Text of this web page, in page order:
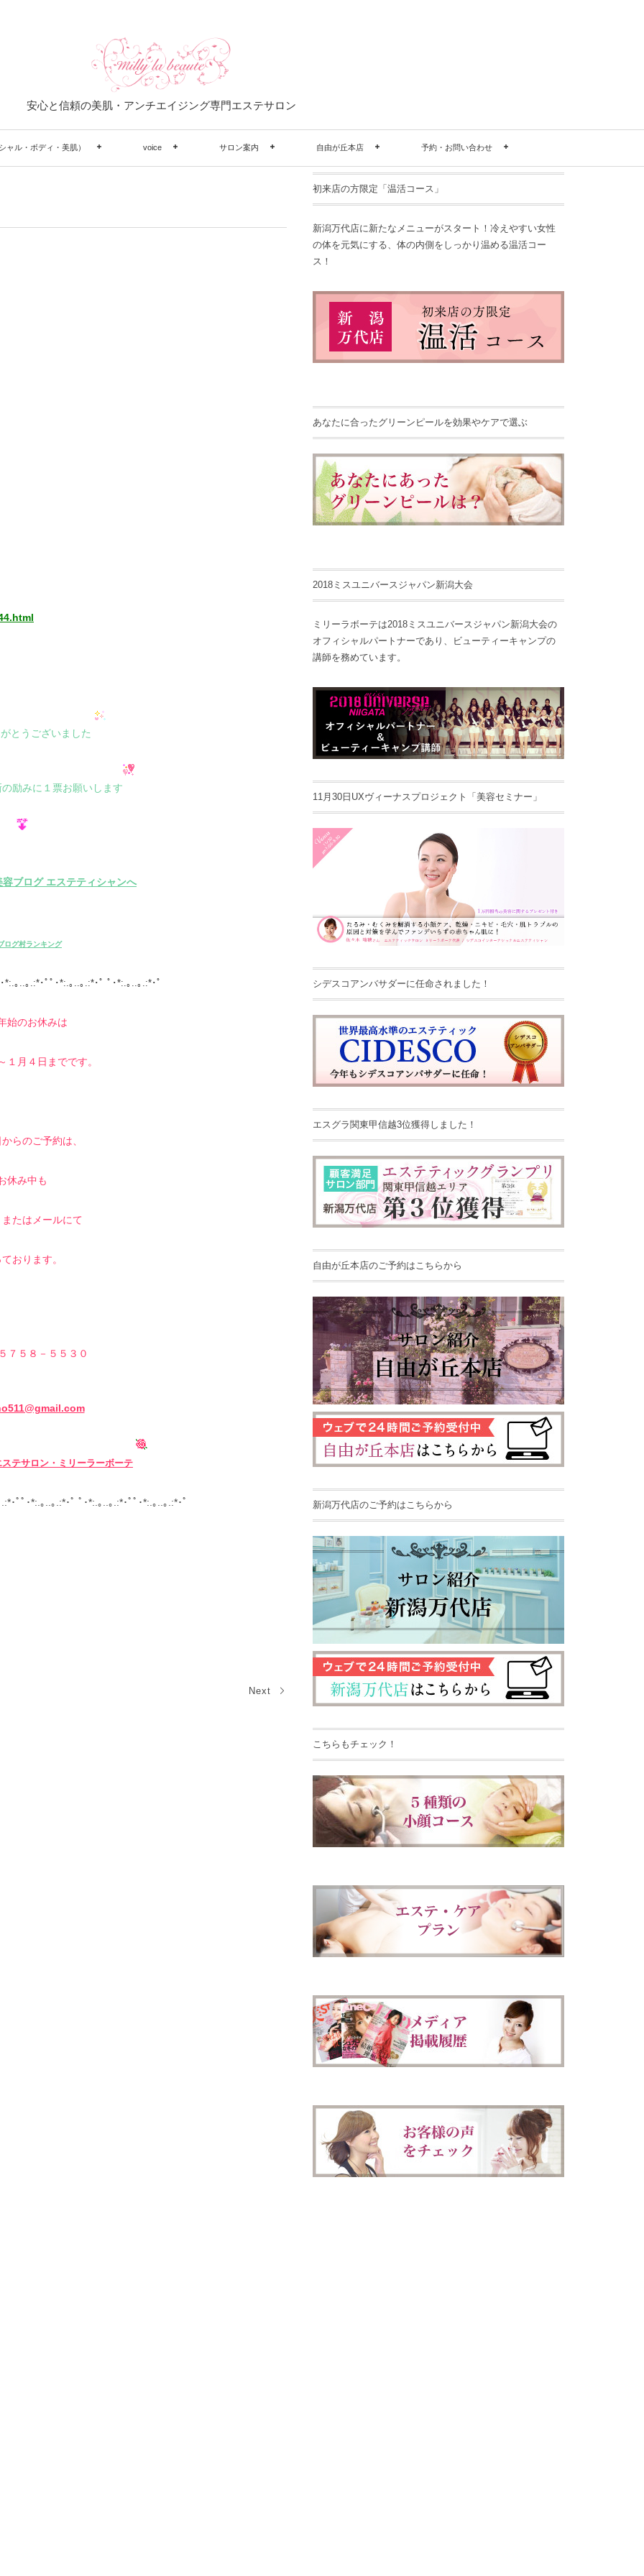
安心と信頼の美肌・アンチエイジング専門エステサロン
ャル・ボディ・美肌） voice サロン案内 自由が丘本店 予約・お問い合わせ
とうございました
励みに１票お願いします
ログ村ランキング
*:.｡..｡.:*･ﾟﾟ･*:.｡..｡.:*･ﾟ ﾟ･*:.｡..｡.:*･ﾟ
始のお休みは
１月４日までです。
らのご予約は、
休み中も
たはメールにて
おります。
７５８－５５３０
テサロン・ミリーラーボーテ
･ﾟﾟ･*:.｡..｡.:*･ﾟ ﾟ･*:.｡..｡.:*･ﾟﾟ･*:.｡..｡.:*･ﾟ
Next
初来店の方限定「温活コース」
新潟万代店に新たなメニューがスタート！冷えやすい女性
の体を元気にする、体の内側をしっかり温める温活コー
ス！
あなたに合ったグリーンピールを効果やケアで選ぶ
2018ミスユニバースジャパン新潟大会
ミリーラボーテは2018ミスユニバースジャパン新潟大会の
オフィシャルパートナーであり、ビューティーキャンプの
講師を務めています。
11月30日UXヴィーナスプロジェクト「美容セミナー」
シデスコアンバサダーに任命されました！
エスグラ関東甲信越3位獲得しました！
自由が丘本店のご予約はこちらから
新潟万代店のご予約はこちらから
こちらもチェック！